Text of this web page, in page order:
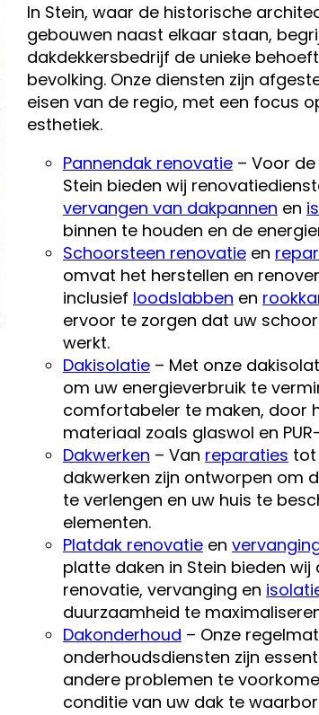
In Stein, waar de historische
gebouwen naast elkaar staan,
dakdekkersbedrijf de unieke
bevolking. Onze diensten zijn
eisen van de regio, met een focus
esthetiek.
Pannendak renovatie– Voor de
Stein bieden wij
vervangen van dakpannen en
binnen te houden en de
Schoorsteen renovatieen
omvat het herstellen en
inclusief loodslabben en
ervoor te zorgen dat uw
werkt.
Dakisolatie– Met onze
om uw energieverbruik te
comfortabeler te maken, door
materiaal zoals glaswol en
Dakwerken – Van reparaties tot
dakwerken zijn ontworpen om
te verlengen en uw huis te
elementen.
Platdak renovatieen
platte daken in Stein bieden
renovatie, vervanging en
duurzaamheid te
Dakonderhoud – Onze
onderhoudsdiensten zijn
andere problemen te
conditie van uw dak te